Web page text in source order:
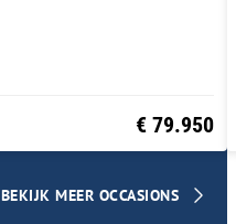
€ 79.950
BEKIJK MEER OCCASIONS